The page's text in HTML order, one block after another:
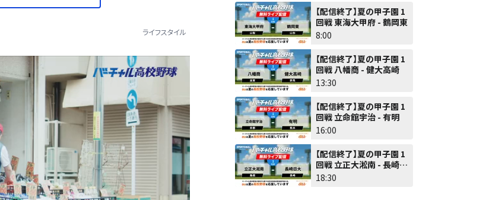
ライフスタイル
【配信終了】夏の甲子園 1
回戦 東海大甲府 - 鶴岡東
8:00
【配信終了】夏の甲子園 1
回戦 八幡商 - 健大高崎
13:30
【配信終了】夏の甲子園 1
回戦 立命館宇治 - 有明
16:00
【配信終了】夏の甲子園 1
回戦 立正大淞南 - 長崎日
大
18:30